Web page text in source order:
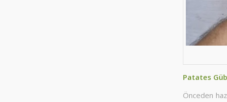
Patates
Önceden